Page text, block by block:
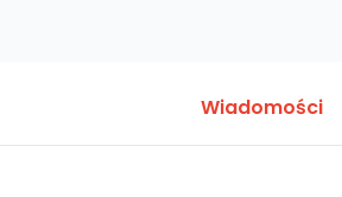
Wiadomości